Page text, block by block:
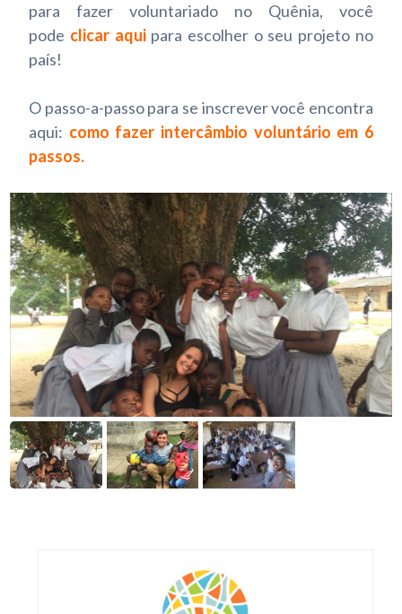
para fazer voluntariado no Quênia, você
pode clicar aqui para escolher o seu projeto no
país!
O passo-a-passo para se inscrever você encontra
aqui: como fazer intercâmbio voluntário em 6
passos.